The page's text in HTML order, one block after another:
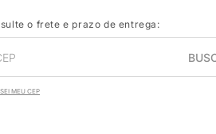
o frete e prazo de entrega:
MEU CEP